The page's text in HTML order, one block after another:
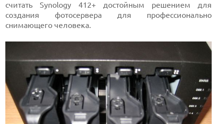
считать Synology 412+ достойным решением для
создания фотосервера для профессионально
снимающего человека.